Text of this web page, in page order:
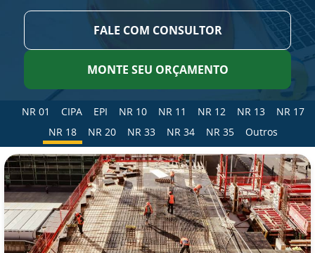
FALE COM CONSULTOR
MONTE SEU ORÇAMENTO
NR 01 CIPA EPI NR 10 NR 11 NR 12 NR 13
NR 17
NR 18
NR 20 NR 33 NR 34 NR 35 Outros